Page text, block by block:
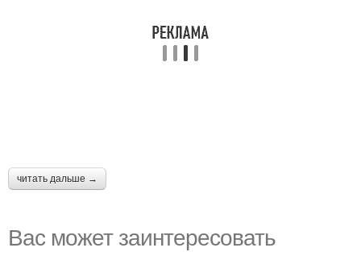
читать дальше →
Вас может заинтересовать